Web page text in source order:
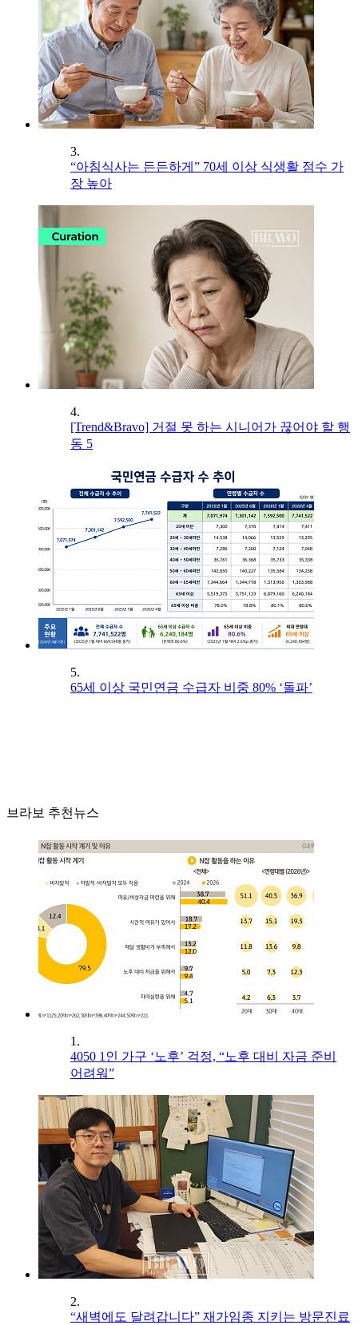
3.
“아침식사는 든든하게” 70세 이상 식생활 점수 가
장 높아
4.
[Trend&Bravo] 거절 못 하는 시니어가 끊어야 할 행
동 5
5.
65세 이상 국민연금 수급자 비중 80% ‘돌파’
브라보 추천뉴스
1.
4050 1인 가구 ‘노후’ 걱정, “노후 대비 자금 준비
어려워”
2.
“새벽에도 달려갑니다” 재가임종 지키는 방문진료